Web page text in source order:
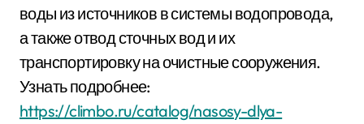
воды из источников в системы водопровода,
а также отвод сточных вод и их
транспортировку на очистные сооружения.
Узнать подробнее:
https://climbo.ru/catalog/nasosy-dlya-